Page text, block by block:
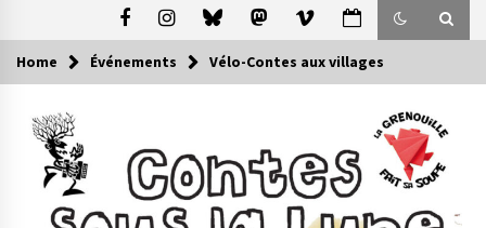
Home Événements Vélo-Contes aux villages